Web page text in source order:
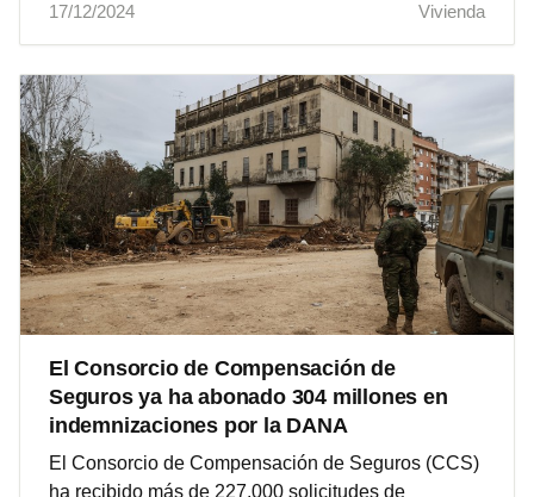
17/12/2024
Vivienda
El Consorcio de Compensación de
Seguros ya ha abonado 304 millones en
indemnizaciones por la DANA
El Consorcio de Compensación de Seguros (CCS)
ha recibido más de 227.000 solicitudes de